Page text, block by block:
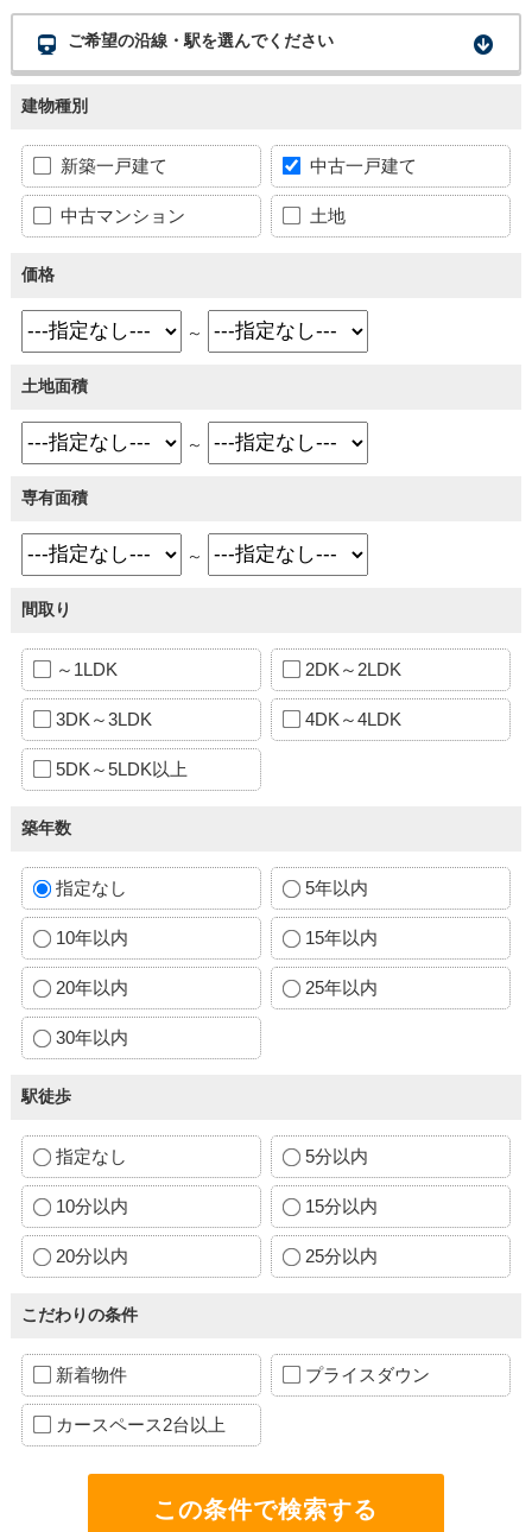
ご希望の沿線・駅を選んでください
建物種別
新築一戸建て 中古一戸建て
中古マンション 土地
価格
～
土地面積
～
専有面積
～
間取り
～1LDK 2DK～2LDK
3DK～3LDK 4DK～4LDK
5DK～5LDK以上
築年数
指定なし 5年以内
10年以内 15年以内
20年以内 25年以内
30年以内
駅徒歩
指定なし 5分以内
10分以内 15分以内
20分以内 25分以内
こだわりの条件
新着物件 プライスダウン
カースペース2台以上